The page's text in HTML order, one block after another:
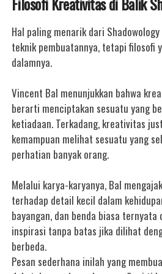
Hal paling menarik dari
teknik pembuatannya, tetapi filosofi
dalamnya.
Vincent Bal menunjukkan bahwa
berarti menciptakan sesuatu yang
ketiadaan. Terkadang, kreativitas
kemampuan melihat sesuatu yang
perhatian banyak orang.
Melalui karya-karyanya, Bal
terhadap detail kecil dalam
bayangan, dan benda biasa
inspirasi tanpa batas jika dilihat
berbeda.
Pesan sederhana inilah yang